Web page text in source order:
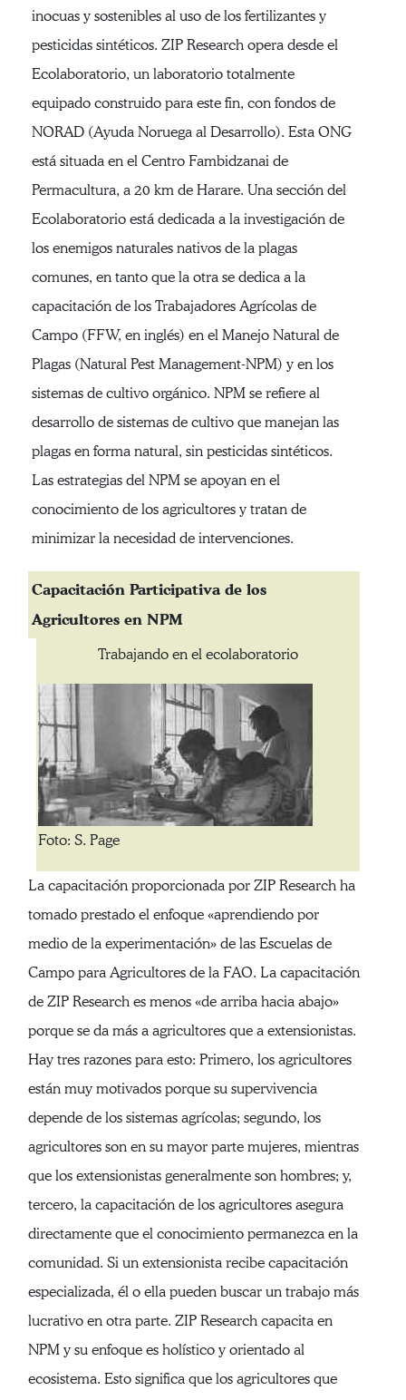
inocuas y sostenibles al uso de los fertilizantes y
pesticidas sintéticos. ZIP Research opera desde el
Ecolaboratorio, un laboratorio totalmente
equipado construido para este fin, con fondos de
NORAD (Ayuda Noruega al Desarrollo). Esta ONG
está situada en el Centro Fambidzanai de
Permacultura, a 20 km de Harare. Una sección del
Ecolaboratorio está dedicada a la investigación de
los enemigos naturales nativos de la plagas
comunes, en tanto que la otra se dedica a la
capacitación de los Trabajadores Agrícolas de
Campo (FFW, en inglés) en el Manejo Natural de
Plagas (Natural Pest Management-NPM) y en los
sistemas de cultivo orgánico. NPM se refiere al
desarrollo de sistemas de cultivo que manejan las
plagas en forma natural, sin pesticidas sintéticos.
Las estrategias del NPM se apoyan en el
conocimiento de los agricultores y tratan de
minimizar la necesidad de intervenciones.
Capacitación Participativa de los
Agricultores en NPM
Trabajando en el ecolaboratorio
Foto: S. Page
La capacitación proporcionada por ZIP Research ha
tomado prestado el enfoque «aprendiendo por
medio de la experimentación» de las Escuelas de
Campo para Agricultores de la FAO. La capacitación
de ZIP Research es menos «de arriba hacia abajo»
porque se da más a agricultores que a extensionistas.
Hay tres razones para esto: Primero, los agricultores
están muy motivados porque su supervivencia
depende de los sistemas agrícolas; segundo, los
agricultores son en su mayor parte mujeres, mientras
que los extensionistas generalmente son hombres; y,
tercero, la capacitación de los agricultores asegura
directamente que el conocimiento permanezca en la
comunidad. Si un extensionista recibe capacitación
especializada, él o ella pueden buscar un trabajo más
lucrativo en otra parte. ZIP Research capacita en
NPM y su enfoque es holístico y orientado al
ecosistema. Esto significa que los agricultores que